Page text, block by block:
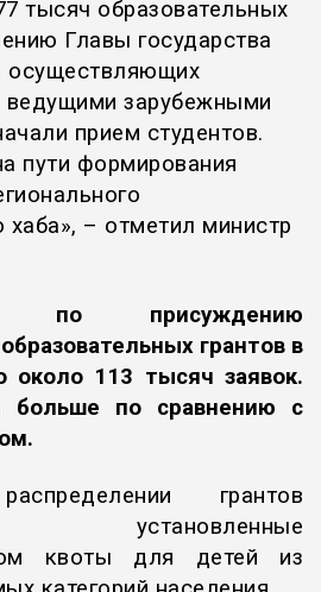
тысяч образовательных
Главы государства
осуществляющих
ведущими зарубежными
прием студентов.
пути формирования
хаба», – отметил министр
по присуждению
грантов в
около 113 тысяч заявок.
по сравнению с
грантов
установленные
квоты для детей из